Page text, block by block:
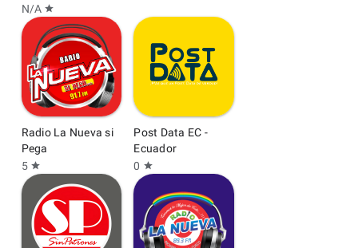
N/A star
Radio La Nueva si
Pega
5 star
Post Data EC -
Ecuador
0 star